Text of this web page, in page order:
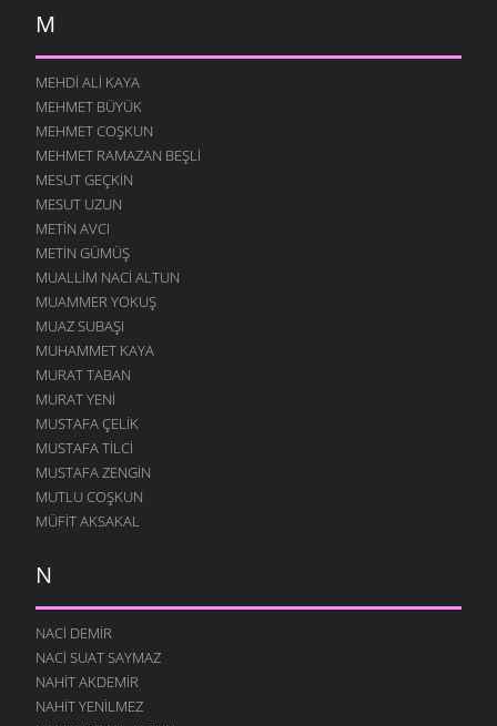
M
MEHDI ALI KAYA
MEHMET BÜYÜK
MEHMET COŞKUN
MEHMET RAMAZAN BEŞLI
MESUT GEÇKIN
MESUT UZUN
METIN AVCI
METIN GÜMÜŞ
MUALLIM NACI ALTUN
MUAMMER YOKUŞ
MUAZ SUBAŞI
MUHAMMET KAYA
MURAT TABAN
MURAT YENI
MUSTAFA ÇELIK
MUSTAFA TILCI
MUSTAFA ZENGIN
MUTLU COŞKUN
MÜFIT AKSAKAL
N
NACI DEMIR
NACI SUAT SAYMAZ
NAHIT AKDEMIR
NAHIT YENILMEZ